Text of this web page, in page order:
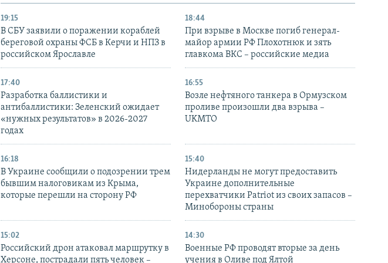
19:15
В СБУ заявили о поражении кораблей
береговой охраны ФСБ в Керчи и НПЗ в
российском Ярославле
18:44
При взрыве в Москве погиб генерал-
майор армии РФ Плохотнюк и зять
главкома ВКС – российские медиа
17:40
Разработка баллистики и
антибаллистики: Зеленский ожидает
«нужных результатов» в 2026-2027
годах
16:55
Возле нефтяного танкера в Ормузском
проливе произошли два взрыва –
UKMTO
16:18
В Украине сообщили о подозрении трем
бывшим налоговикам из Крыма,
которые перешли на сторону РФ
15:40
Нидерланды не могут предоставить
Украине дополнительные
перехватчики Patriot из своих запасов –
Минобороны страны
15:02
Российский дрон атаковал маршрутку в
Херсоне, пострадали пять человек –
14:30
Военные РФ проводят вторые за день
учения в Оливе под Ялтой